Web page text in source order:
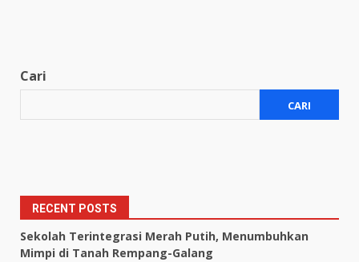
Cari
CARI
RECENT POSTS
Sekolah Terintegrasi Merah Putih, Menumbuhkan
Mimpi di Tanah Rempang-Galang